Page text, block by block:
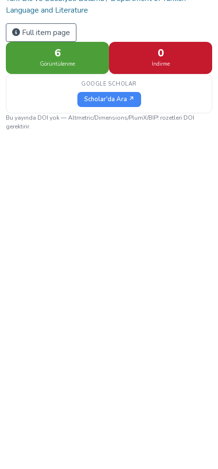
Language and Literature
Full item page
6
Görüntülenme
0
İndirme
GOOGLE SCHOLAR
Scholar'da Ara ↗
Bu yayında DOI yok — Altmetric/Dimensions/PlumX/BIP! rozetleri DOI
gerektirir.